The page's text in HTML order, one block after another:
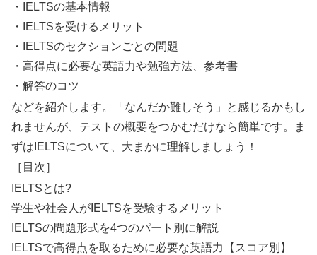
・IELTSの基本情報
・IELTSを受けるメリット
・IELTSのセクションごとの問題
・高得点に必要な英語力や勉強方法、参考書
・解答のコツ
などを紹介します。「なんだか難しそう」と感じるかもし
れませんが、テストの概要をつかむだけなら簡単です。ま
ずはIELTSについて、大まかに理解しましょう！
［目次］
IELTSとは?
学生や社会人がIELTSを受験するメリット
IELTSの問題形式を4つのパート別に解説
IELTSで高得点を取るために必要な英語力【スコア別】